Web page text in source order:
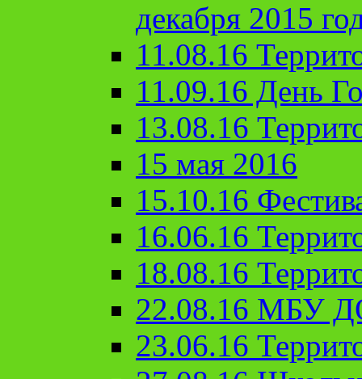
декабря 2015
11.08.16
11.09.16 День
13.08.16
15 мая 2016
15.10.16
16.06.16
18.08.16
22.08.16 МБУ
23.06.16